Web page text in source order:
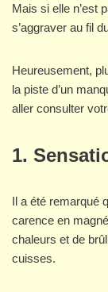
Mais si elle n’est
s’aggraver au fil
Heureusement,
la piste d’un
aller consulter
1.
Il a été remarqué
carence en
chaleurs et de
cuisses.